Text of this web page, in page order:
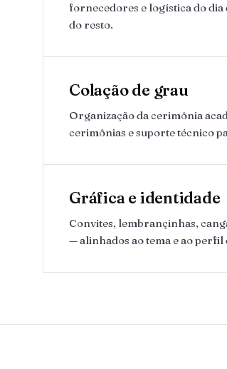
fornecedores e logística do dia
do resto.
Colação de grau
Organização da cerimônia
cerimônias e suporte técnico
Gráfica e identidade
Convites, lembrançinhas,
— alinhados ao tema e ao perfil